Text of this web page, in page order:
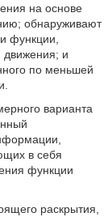
на основе
обнаруживают
функции,
и
по меньшей
варианта
в себя
функции
раскрытия,